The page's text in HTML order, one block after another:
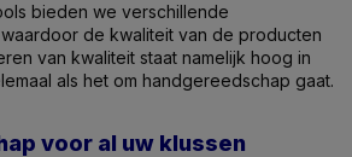
bieden we verschillende
de kwaliteit van de producten
van kwaliteit staat namelijk hoog in
als het om handgereedschap gaat.
voor al uw klussen